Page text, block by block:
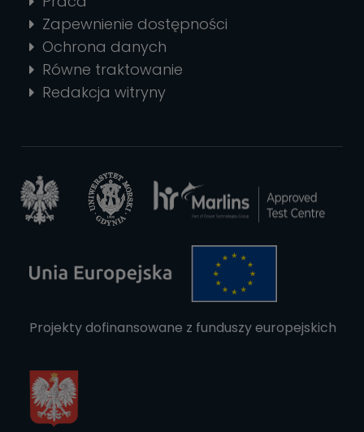
Zapewnienie dostępności
Ochrona danych
Równe traktowanie
Redakcja witryny
Projekty dofinansowane z funduszy europejskich